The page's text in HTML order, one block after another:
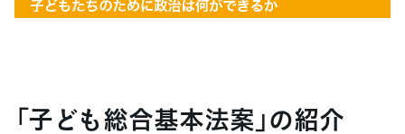
「子ども総合基本法案」の紹介